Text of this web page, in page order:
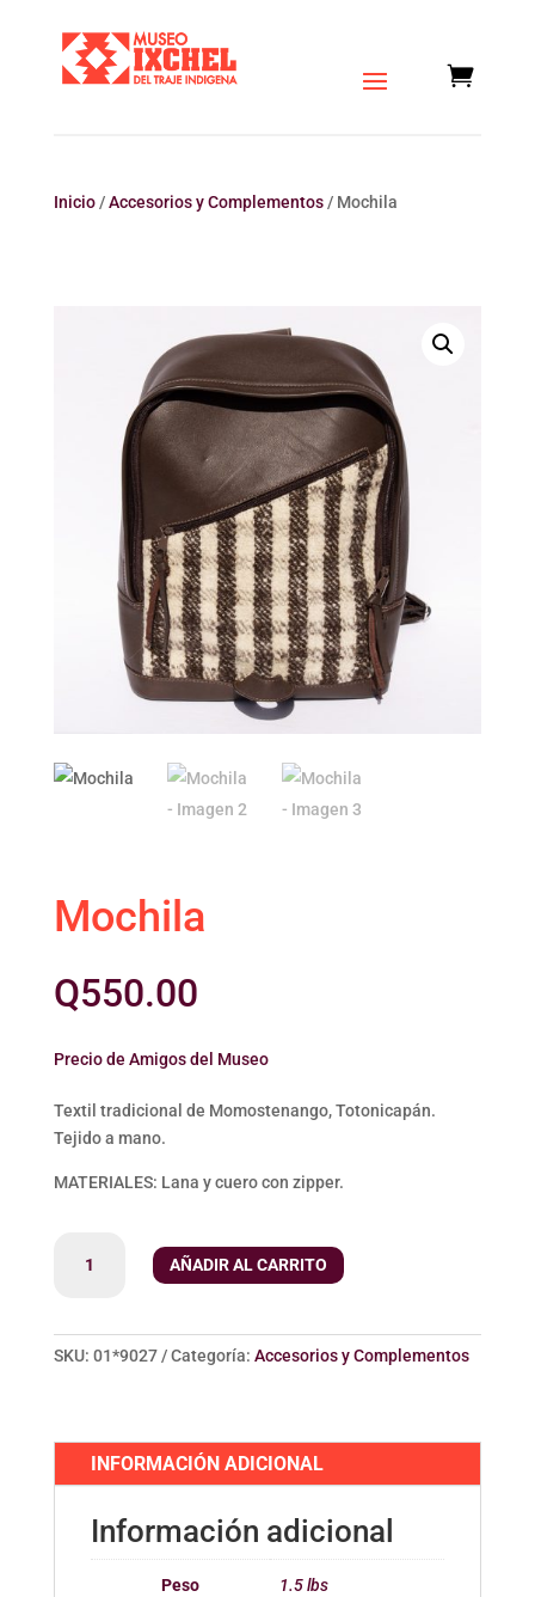
Inicio/Accesorios y Complementos/ Mochila
Mochila
Q550.00
Precio de Amigos del Museo
Textil tradicional de Momostenango, Totonicapán.
Tejido a mano.
MATERIALES: Lana y cuero con zipper.
cantidad
AÑADIR AL CARRITO
SKU: 01*9027 Categoría: Accesorios y Complementos
INFORMACIÓN ADICIONAL
Información adicional
Peso 1.5 lbs